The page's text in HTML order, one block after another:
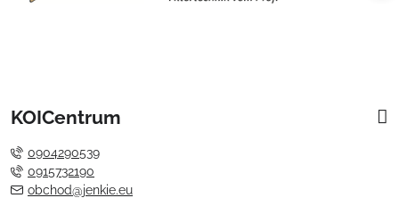
KOICentrum
0904290539
0915732190
obchod@jenkie.eu